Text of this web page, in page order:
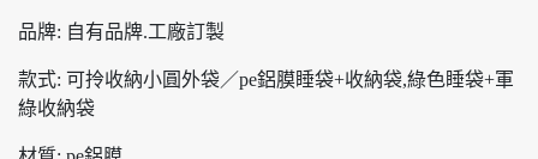
品牌: 自有品牌.工廠訂製
款式: 可拎收納小圓外袋／pe鋁膜睡袋+收納袋,綠色睡袋+軍
綠收納袋